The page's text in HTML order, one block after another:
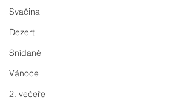
Svačina
Dezert
Snídaně
Vánoce
2. večeře